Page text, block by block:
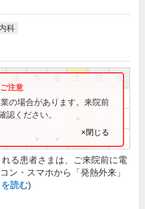
科
祝
● ●
●
の場合があります。来院前
認ください。
×閉じる
れる患者さまは、ご来院前に電
ン・スマホから「発熱外来」
読む)